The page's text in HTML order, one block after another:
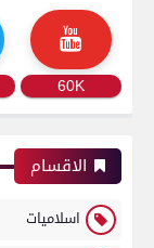
60K
الاقسام
اسلاميات